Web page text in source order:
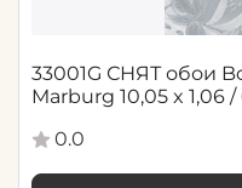
33001G СНЯТ обои
Marburg 10,05 x 1,06 /
0.0